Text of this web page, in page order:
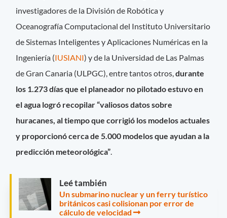
investigadores de la División de Robótica y
Oceanografía Computacional del Instituto Universitario
de Sistemas Inteligentes y Aplicaciones Numéricas en la
Ingeniería (IUSIANI) y de la Universidad de Las Palmas
de Gran Canaria (ULPGC), entre tantos otros,durante
los 1.273 días que el planeador no pilotado estuvo en
el agua logró recopilar “valiosos datos sobre
huracanes, al tiempo que corrigió los modelos actuales
y proporcionó cerca de 5.000 modelos que ayudan a la
predicción meteorológica”.
Leé también
Un submarino nuclear y un ferry turístico
británicos casi colisionan por error de
cálculo de velocidad